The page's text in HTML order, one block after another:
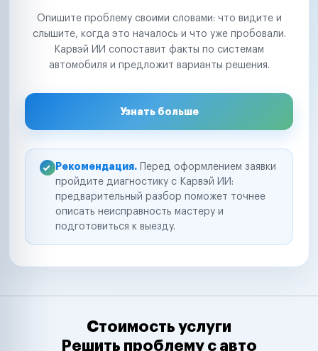
Опишите проблему своими словами: что видите и
слышите, когда это началось и что уже пробовали.
Карвэй ИИ сопоставит факты по системам
автомобиля и предложит варианты решения.
Узнать больше
Рекомендация. Перед оформлением заявки
пройдите диагностику с Карвэй ИИ:
предварительный разбор поможет точнее
описать неисправность мастеру и
подготовиться к выезду.
Стоимость услуги
Решить проблему с авто